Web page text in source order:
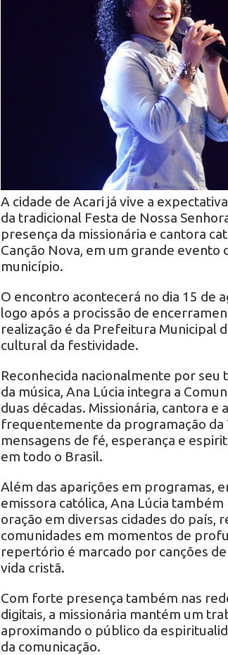
A cidade de Acari já vive a
da tradicional Festa de Nossa
presença da missionária e cantora
Canção Nova, em um grande evento
município.
O encontro acontecerá no dia 15 de
logo após a procissão de
realização é da Prefeitura Municipal
cultural da festividade.
Reconhecida nacionalmente por
da música, Ana Lúcia integra a
duas décadas. Missionária, cantora
frequentemente da programação da
mensagens de fé, esperança e
em todo o Brasil.
Além das aparições em programas,
emissora católica, Ana Lúcia
oração em diversas cidades do país,
comunidades em momentos de
repertório é marcado por canções
vida cristã.
Com forte presença também nas
digitais, a missionária mantém um
aproximando o público da
da comunicação.